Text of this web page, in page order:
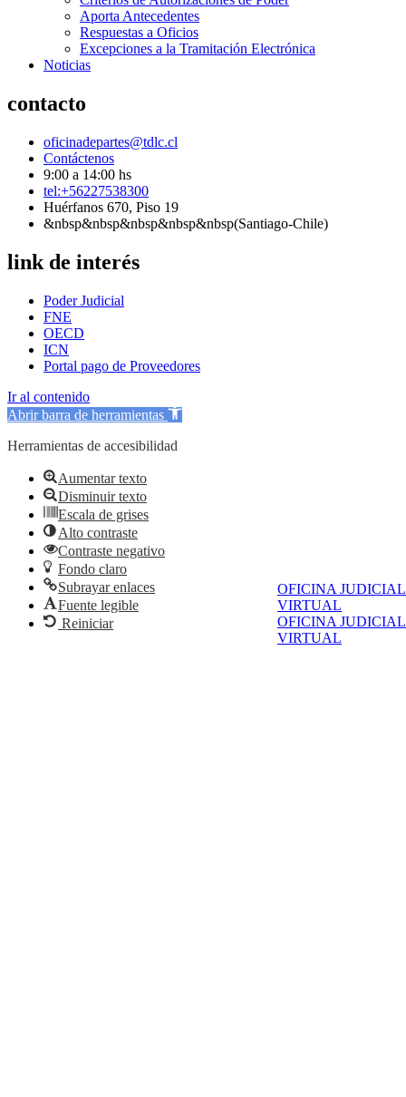
OFICINA JUDICIAL
VIRTUAL
OFICINA JUDICIAL
VIRTUAL
Aporta Antecedentes
Respuestas a Oficios
Excepciones a la Tramitación Electrónica
Noticias
contacto
oficinadepartes@tdlc.cl
Contáctenos
9:00 a 14:00 hs
tel:+56227538300
Huérfanos 670, Piso 19
&nbsp&nbsp&nbsp&nbsp&nbsp(Santiago-Chile)
link de interés
Poder Judicial
FNE
OECD
ICN
Portal pago de Proveedores
Ir al contenido
Abrir barra de herramientas
Herramientas de accesibilidad
Aumentar texto
Disminuir texto
Escala de grises
Alto contraste
Contraste negativo
Fondo claro
Subrayar enlaces
Fuente legible
Reiniciar